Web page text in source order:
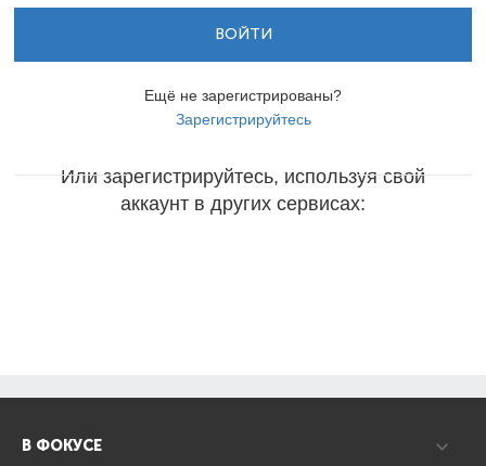
ВОЙТИ
Ещё не зарегистрированы?
Зарегистрируйтесь
Или зарегистрируйтесь, используя свой
аккаунт в других сервисах:
В ФОКУСЕ